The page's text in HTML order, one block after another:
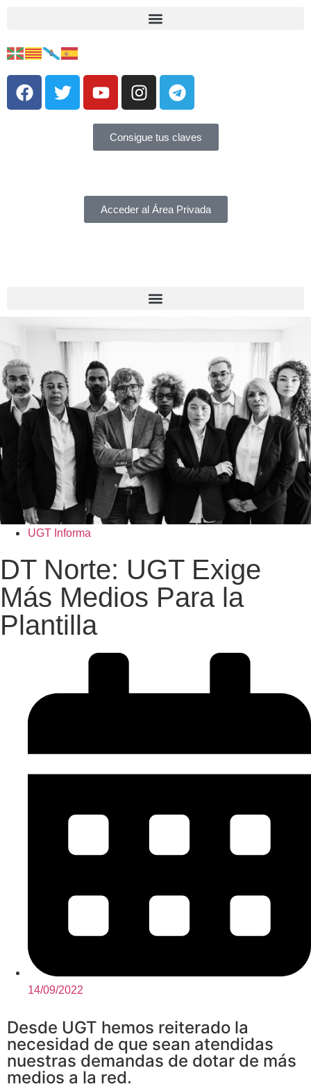
Consigue tus claves
Acceder al Área Privada
UGT Informa
DT Norte: UGT Exige
Más Medios Para la
Plantilla
14/09/2022
Desde UGT hemos reiterado la
necesidad de que sean atendidas
nuestras demandas de dotar de más
medios a la red.